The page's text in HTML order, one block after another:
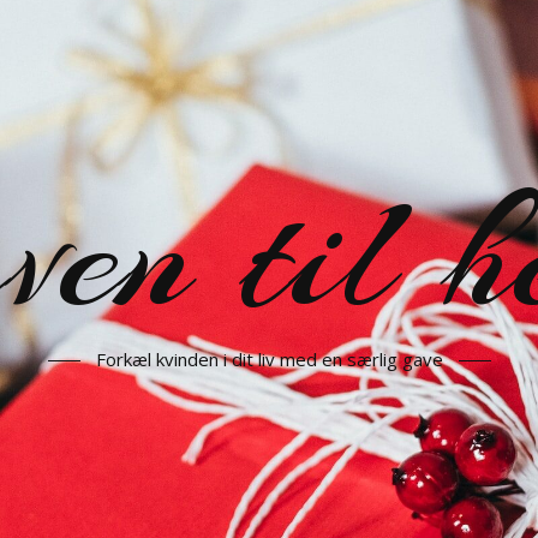
til
Forkæl kvinden i dit liv med en særlig gave